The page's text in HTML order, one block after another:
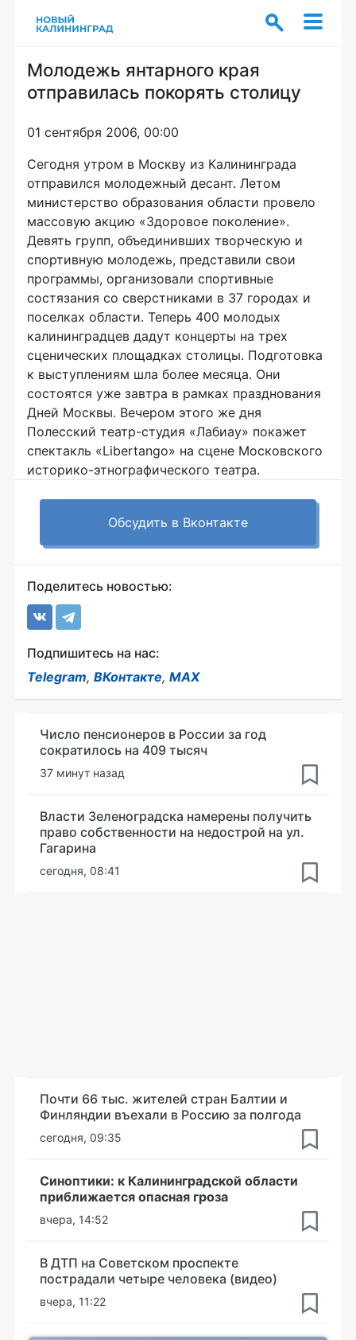
Молодежь янтарного края
отправилась покорять столицу
01 сентября 2006, 00:00
Сегодня утром в Москву из Калининграда
отправился молодежный десант. Летом
министерство образования области провело
массовую акцию «Здоровое поколение».
Девять групп, объединивших творческую и
спортивную молодежь, представили свои
программы, организовали спортивные
состязания со сверстниками в 37 городах и
поселках области. Теперь 400 молодых
калининградцев дадут концерты на трех
сценических площадках столицы. Подготовка
к выступлениям шла более месяца. Они
состоятся уже завтра в рамках празднования
Дней Москвы. Вечером этого же дня
Полесский театр-студия «Лабиау» покажет
спектакль «Libertango» на сцене Московского
историко-этнографического театра.
Обсудить в Вконтакте
Поделитесь новостью:
Подпишитесь на нас:
Telegram, ВКонтакте, MAX
Число пенсионеров в России за год
сократилось на 409 тысяч
37 минут назад
Власти Зеленоградска намерены получить
право собственности на недострой на ул.
Гагарина
сегодня, 08:41
Почти 66 тыс. жителей стран Балтии и
Финляндии въехали в Россию за полгода
сегодня, 09:35
Синоптики: к Калининградской области
приближается опасная гроза
вчера, 14:52
В ДТП на Советском проспекте
пострадали четыре человека (видео)
вчера, 11:22